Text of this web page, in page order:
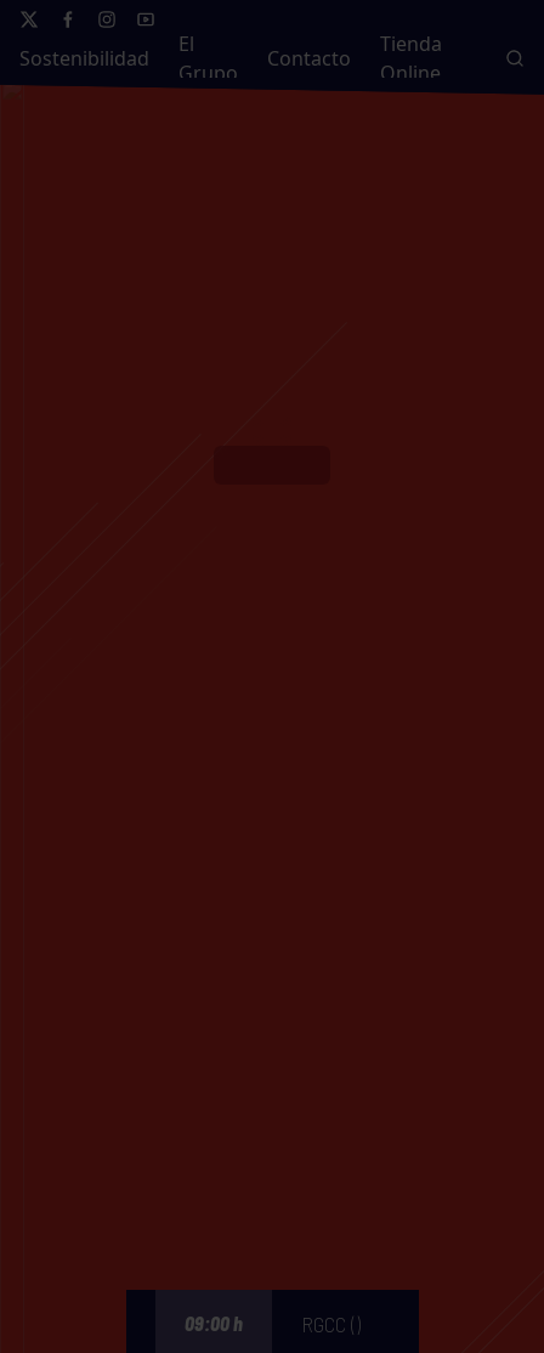
Sostenibilidad
El
Grupo
Contacto
Tienda
Online
09:00 h RGCC ()